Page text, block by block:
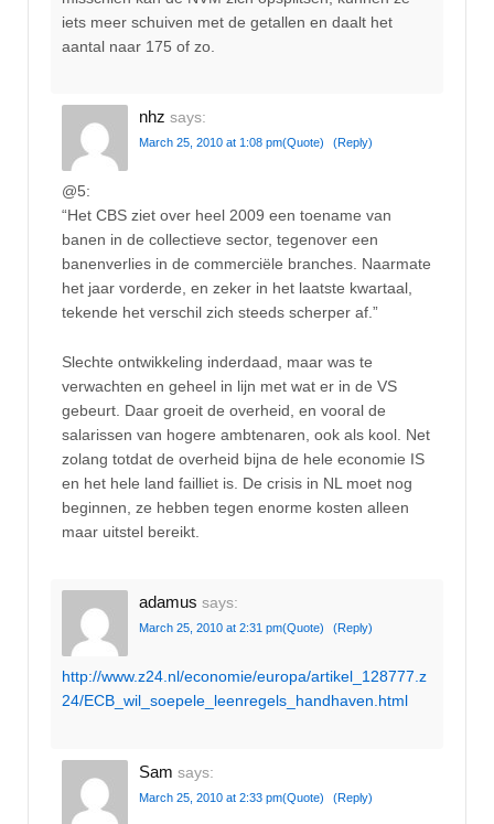
iets meer schuiven met de getallen en daalt het
aantal naar 175 of zo.
nhz says:
March 25, 2010 at 1:08 pm(Quote) (Reply)
@5:
“Het CBS ziet over heel 2009 een toename van
banen in de collectieve sector, tegenover een
banenverlies in de commerciële branches. Naarmate
het jaar vorderde, en zeker in het laatste kwartaal,
tekende het verschil zich steeds scherper af.”
Slechte ontwikkeling inderdaad, maar was te
verwachten en geheel in lijn met wat er in de VS
gebeurt. Daar groeit de overheid, en vooral de
salarissen van hogere ambtenaren, ook als kool. Net
zolang totdat de overheid bijna de hele economie IS
en het hele land failliet is. De crisis in NL moet nog
beginnen, ze hebben tegen enorme kosten alleen
maar uitstel bereikt.
adamus says:
March 25, 2010 at 2:31 pm(Quote) (Reply)
http://www.z24.nl/economie/europa/artikel_128777.z
24/ECB_wil_soepele_leenregels_handhaven.html
Sam says:
March 25, 2010 at 2:33 pm(Quote) (Reply)